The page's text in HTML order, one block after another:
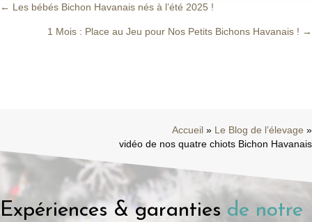
Posts
← Les bébés Bichon Havanais nés à l’été 2025 !
1 Mois : Place au Jeu pour Nos Petits Bichons Havanais ! →
Accueil » Le Blog de l’élevage »
vidéo de nos quatre chiots Bichon Havanais
Expériences & garanties de notre